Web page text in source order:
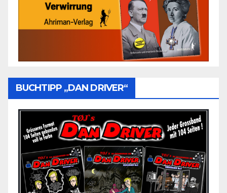
BUCHTIPP „DAN DRIVER“